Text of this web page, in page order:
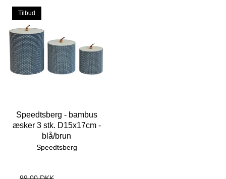
Tilbud
Speedtsberg - bambus
æsker 3 stk. D15x17cm -
blå/brun
Speedtsberg